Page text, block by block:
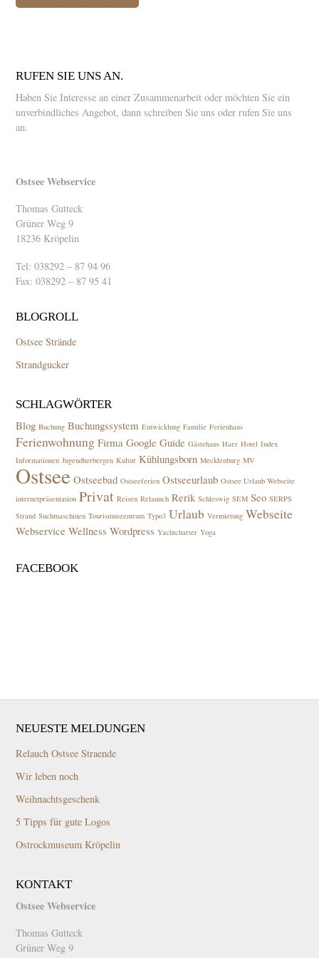
RUFEN SIE UNS AN.
Haben Sie Interesse an einer Zusammenarbeit oder möchten Sie ein
unverbindliches Angebot, dann schreiben Sie uns oder rufen Sie uns
an.
Ostsee Webservice
Thomas Gutteck
Grüner Weg 9
18236 Kröpelin
Tel: 038292 – 87 94 96
Fax: 038292 – 87 95 41
BLOGROLL
Ostsee Strände
Strandgucker
SCHLAGWÖRTER
Blog Buchung Buchungssystem Entwicklung Familie Ferienhaus
Ferienwohnung Firma Google Guide Gästehaus Harz Hotel Index
Informationen Jugendherbergen Kultur Kühlungsborn Mecklenburg MV
Ostsee Ostseebad Ostseeferien Ostseeurlaub Ostsee Urlaub Webseite
internetpräsentation Privat Reisen Relaunch Rerik Schleswig SEM Seo SERPS
Strand Suchmaschinen Tourismuszentrum Typo3 Urlaub Vermietung Webseite
Webservice Wellness Wordpress Yachtcharter Yoga
FACEBOOK
NEUESTE MELDUNGEN
Relauch Ostsee Straende
Wir leben noch
Weihnachtsgeschenk
5 Tipps für gute Logos
Ostrockmuseum Kröpelin
KONTAKT
Ostsee Webservice
Thomas Gutteck
Grüner Weg 9